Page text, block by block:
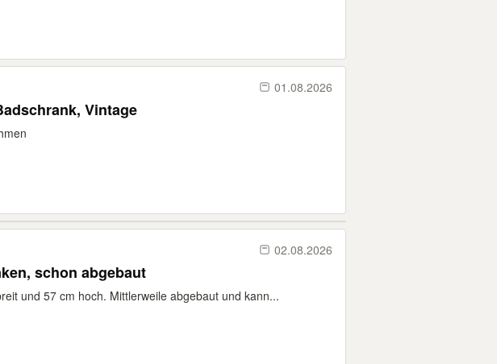
01.08.2026
Vintage
02.08.2026
schon abgebaut
und 57 cm hoch. Mittlerweile abgebaut und kann...